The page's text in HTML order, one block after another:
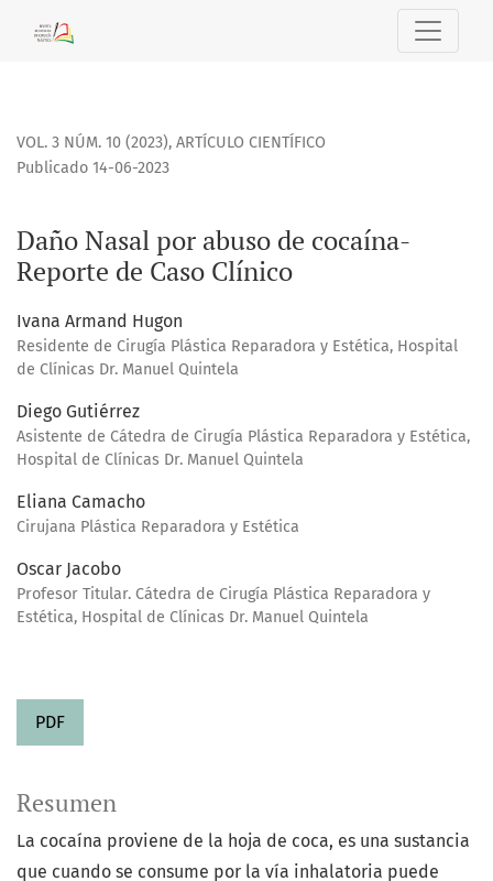
Daño Nasal por abuso de cocaína- Reporte de Caso Clínico
VOL. 3 NÚM. 10 (2023), ARTÍCULO CIENTÍFICO
Daño Nasal por abuso de cocaína-
Reporte de Caso Clínico
Publicado 14-06-2023
Ivana Armand Hugon
Residente de Cirugía Plástica Reparadora y Estética, Hospital
de Clínicas Dr. Manuel Quintela
Diego Gutiérrez
Asistente de Cátedra de Cirugía Plástica Reparadora y Estética,
Hospital de Clínicas Dr. Manuel Quintela
Eliana Camacho
Cirujana Plástica Reparadora y Estética
Oscar Jacobo
Profesor Titular. Cátedra de Cirugía Plástica Reparadora y
Estética, Hospital de Clínicas Dr. Manuel Quintela
PDF
Resumen
La cocaína proviene de la hoja de coca, es una sustancia
que cuando se consume por la vía inhalatoria puede